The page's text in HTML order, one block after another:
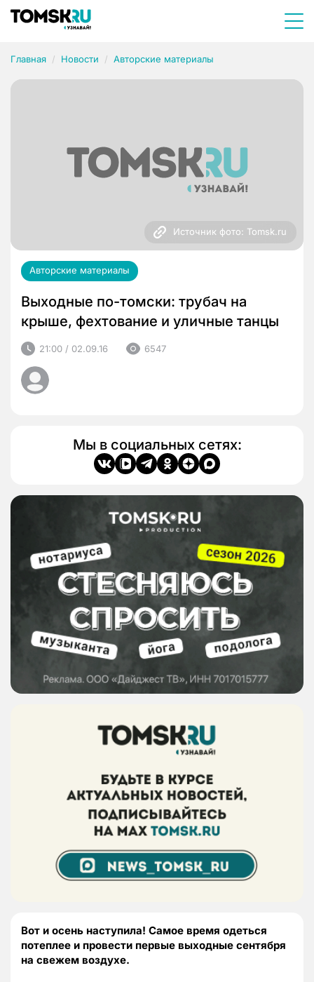
Главная Новости Авторские материалы
Источник фото: Tomsk.ru
Авторские материалы
Выходные по-томски: трубач на
крыше, фехтование и уличные танцы
21:00 / 02.09.16 6547
Мы в социальных сетях:
Вот и осень наступила! Самое время одеться
потеплее и провести первые выходные сентября
на свежем воздухе.